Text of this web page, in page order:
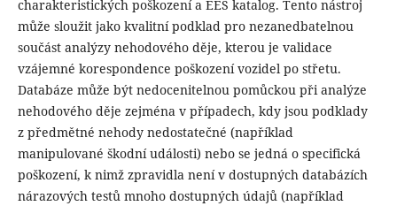
charakteristických poškození a EES katalog. Tento nástroj
může sloužit jako kvalitní podklad pro nezanedbatelnou
součást analýzy nehodového děje, kterou je validace
vzájemné korespondence poškození vozidel po střetu.
Databáze může být nedocenitelnou pomůckou při analýze
nehodového děje zejména v případech, kdy jsou podklady
z předmětné nehody nedostatečné (například
manipulované škodní události) nebo se jedná o specifická
poškození, k nimž zpravidla není v dostupných databázích
nárazových testů mnoho dostupných údajů (například